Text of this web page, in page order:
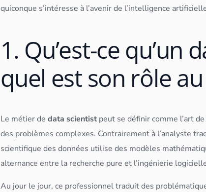
quiconque s’intéresse à l’avenir de l’intelligence
1. Qu’est-ce qu’un
quel est son rôle
Le métier dedata scientist peut se définir comme l’art
des problèmes complexes. Contrairement à l’analyste
scientifique desdonnées utilise des modèles
alternance entre la recherche pure et l’ingénierie
Au jour le jour, ce professionnel traduit des